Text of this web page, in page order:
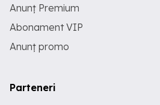
Anunț Premium
Abonament VIP
Anunț promo
Parteneri